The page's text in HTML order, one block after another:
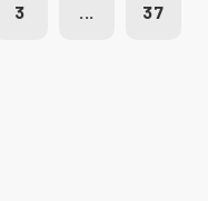
3 ... 37